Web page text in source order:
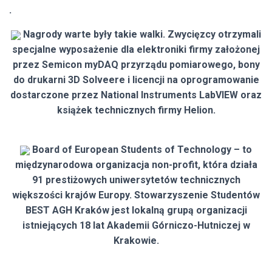
.
Nagrody warte były takie walki. Zwycięzcy otrzymali
specjalne wyposażenie dla elektroniki firmy założonej
przez Semicon myDAQ przyrządu pomiarowego, bony
do drukarni 3D Solveere i licencji na oprogramowanie
dostarczone przez National Instruments LabVIEW oraz
książek technicznych firmy Helion.
Board of European Students of Technology – to
międzynarodowa organizacja non-profit, która działa
91 prestiżowych uniwersytetów technicznych
większości krajów Europy. Stowarzyszenie Studentów
BEST AGH Kraków jest lokalną grupą organizacji
istniejących 18 lat Akademii Górniczo-Hutniczej w
Krakowie.